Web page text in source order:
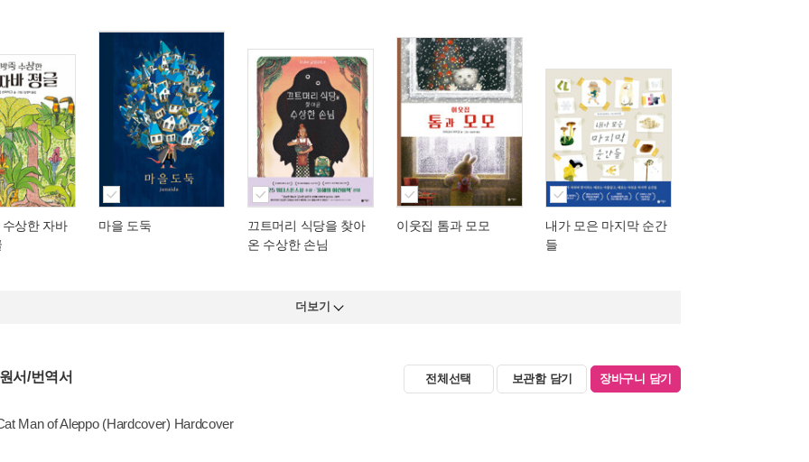
상한 자바
마을 도둑
끄트머리 식당을 찾아
온 수상한 손님
이웃집 톰과 모모
내가 모은 마지막 순간
들
더보기
서/번역서 전체선택 보관함 담기 장바구니 담기
Man of Aleppo (Hardcover) Hardcover